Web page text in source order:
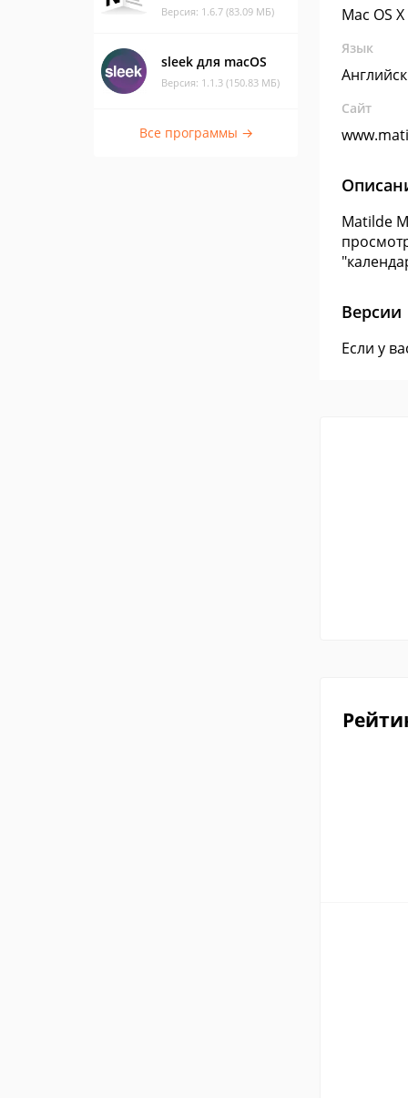
Версия: 1.6.7 (83.09 МБ)
sleek для macOS
Версия: 1.1.3 (150.83 МБ)
Все программы →
Mac OS X
Язык
Сайт
Matilde
Версии
Если у